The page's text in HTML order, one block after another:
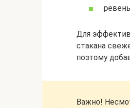
Для
стакана
поэтому
Важно!